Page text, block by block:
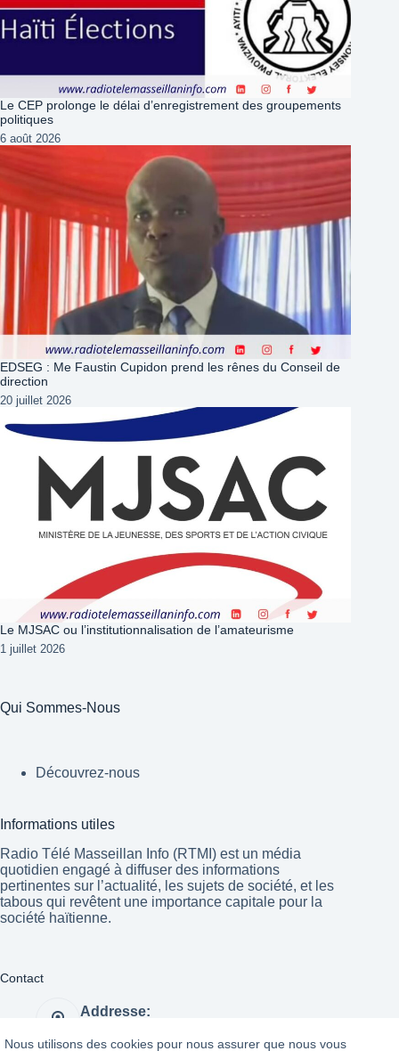
Nous utilisons des cookies pour nous assurer que nous vous
Le CEP prolonge le délai d’enregistrement des groupements
politiques
6 août 2026
EDSEG : Me Faustin Cupidon prend les rênes du Conseil de
direction
20 juillet 2026
Le MJSAC ou l’institutionnalisation de l’amateurisme
1 juillet 2026
Qui Sommes-Nous
Découvrez-nous
Informations utiles
Radio Télé Masseillan Info (RTMI) est un média
quotidien engagé à diffuser des informations
pertinentes sur l’actualité, les sujets de société, et les
tabous qui revêtent une importance capitale pour la
société haïtienne.
Contact
Addresse: